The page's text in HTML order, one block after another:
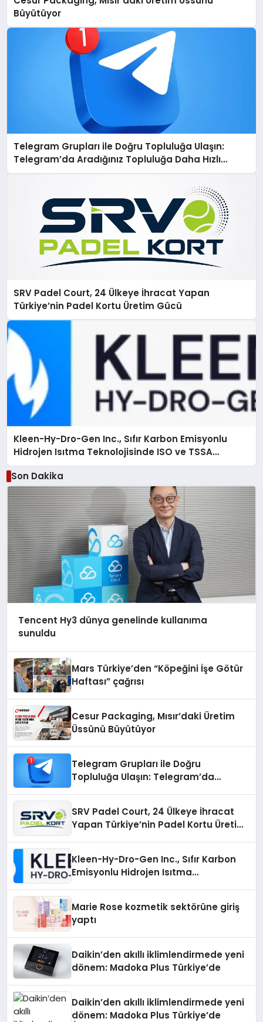
Büyütüyor
Telegram Grupları ile Doğru Topluluğa Ulaşın:
Telegram’da Aradığınız Topluluğa Daha Hızlı
Ulaşın
SRV Padel Court, 24 Ülkeye İhracat Yapan
Türkiye’nin Padel Kortu Üretim Gücü
Kleen-Hy-Dro-Gen Inc., Sıfır Karbon Emisyonlu
Hidrojen Isıtma Teknolojisinde ISO ve TSSA
Düzenleyici Onaylarını Aldı
Son Dakika
Tencent Hy3 dünya genelinde kullanıma
sunuldu
Mars Türkiye’den “Köpeğini İşe Götür
Haftası” çağrısı
Cesur Packaging, Mısır’daki Üretim
Üssünü Büyütüyor
Telegram Grupları ile Doğru
Topluluğa Ulaşın: Telegram’da
SRV Padel Court, 24 Ülkeye İhracat
Yapan Türkiye’nin Padel Kortu Üretim
Kleen-Hy-Dro-Gen Inc., Sıfır Karbon
Emisyonlu Hidrojen Isıtma
Marie Rose kozmetik sektörüne giriş
yaptı
Daikin’den akıllı iklimlendirmede yeni
dönem: Madoka Plus Türkiye’de
Daikin’den akıllı iklimlendirmede yeni
dönem: Madoka Plus Türkiye’de